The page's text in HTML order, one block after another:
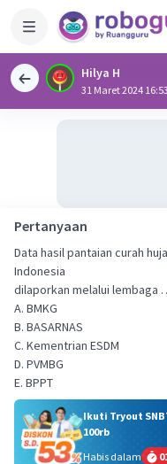
Hilya H
31 Maret 2024 16:53
Pertanyaan
Data hasil pantaian curah
Indonesia
dilaporkan melalui lembaga
A. BMKG
B. BASARNAS
C. Kementrian ESDM
D. PVMBG
E. BPPT
Ikuti Tryout
100rb
Habis dalam